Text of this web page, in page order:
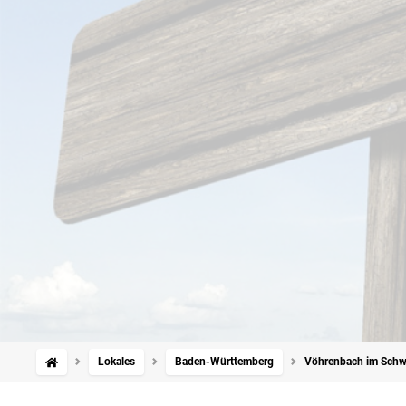
Lokales Baden-Württemberg Vöhrenbach im